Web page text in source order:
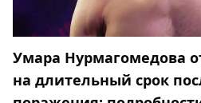
Умара Нурмагомедова
на длительный срок